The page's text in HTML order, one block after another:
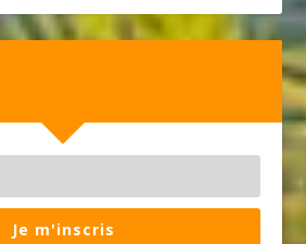
Je m'inscris